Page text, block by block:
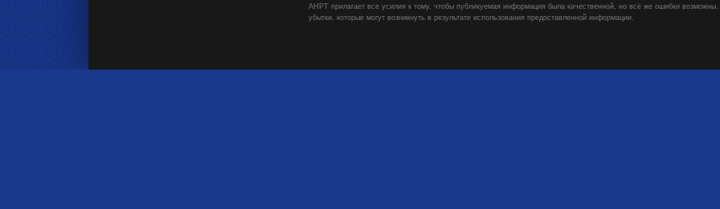
АНРТ прилагает все усилия к тому, чтобы публикуемая информация была качественной, но всё же ошибки
убытки, которые могут возникнуть в результате использования предоставленной информации.